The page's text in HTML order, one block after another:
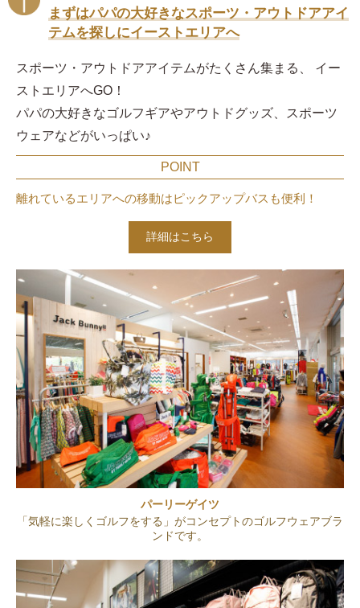
まずはパパの大好きなスポーツ・アウトドアアイ
テムを探しにイーストエリアへ
スポーツ・アウトドアアイテムがたくさん集まる、
イー
ストエリアへGO！
パパの大好きなゴルフギアやアウトドグッズ、スポーツ
ウェアなどがいっぱい♪
POINT
離れているエリアへの移動はピックアップバスも便利！
詳細はこちら
パーリーゲイツ
「気軽に楽しくゴルフをする」がコンセプトのゴルフウェアブラ
ンドです。